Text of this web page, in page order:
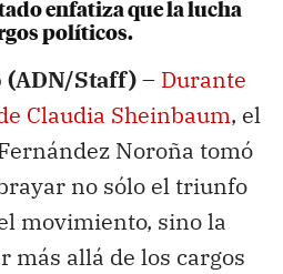
enfatiza que la lucha
políticos.
(ADN/Staff) – Durante
Claudia Sheinbaum, el
Noroña tomó
no sólo el triunfo
movimiento, sino la
más allá de los cargos